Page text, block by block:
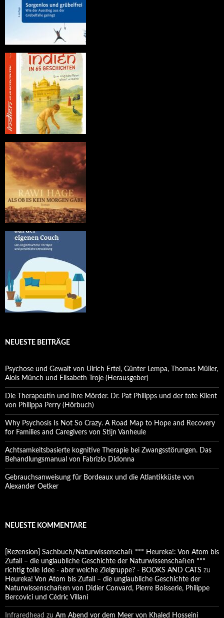
NEUESTE BEITRÄGE
Psychose und Gewalt von Ulrich Ertel, Günter Lempa, Thomas Müller,
Alois Münch und Elisabeth Troje (Herausgeber)
Die Therapeutin und ihre Mörder. Dr. Pat Philipps und der tote Klient
von Philippa Perry (Hörbuch)
Why Psychosis Is Not So Crazy. A Road Map to Hope and Recovery
for Families and Caregivers von Stijn Vanheule
Achtsamkeitsbasierte kognitive Therapie bei Zwangsstörungen. Das
Behandlungsmanual von Fabrizio Didonna
Gebrauchsanweisung für Bordeaux und die Atlantikküste von
Alexander Oetker
NEUESTE KOMMENTARE
[Rezension] Sachbuch/Naturwissenschaft *** Heureka!: Von Atom bis
Zufall – die unglaubliche Geschichte der Naturwissenschaften ***
richtig tolle Idee - aber welche Zielgruppe? - BOOKS AND CATS zu
Heureka! Von Atom bis Zufall – die unglaubliche Geschichte der
Naturwissenschaften von Didier Convard, Pierre Boisserie, Philippe
Bercovici und Cédric Villani
Infraredhead zu Am Abend vor dem Meer von Khaled Hosseini